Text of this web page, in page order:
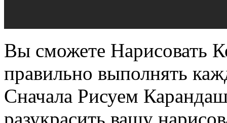
Вы сможете Нарисовать
правильно выполнять
Сначала Рисуем
разукрасить вашу